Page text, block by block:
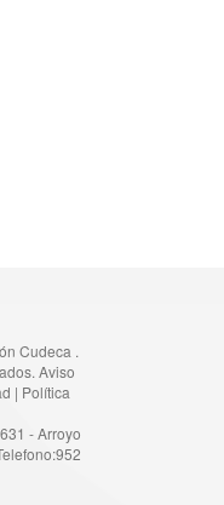
Cudeca .
Aviso
| Política
- Arroyo